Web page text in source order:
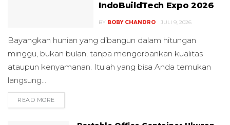
IndoBuildTech Expo 2026
BY BOBY CHANDRO JULI 9, 2026
Bayangkan hunian yang dibangun dalam hitungan
minggu, bukan bulan, tanpa mengorbankan kualitas
ataupun kenyamanan. Itulah yang bisa Anda temukan
langsung...
READ MORE